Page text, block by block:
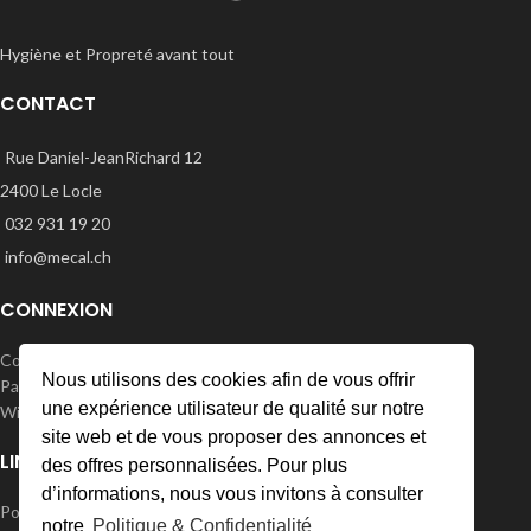
Nous utilisons des cookies afin de vous offrir
une expérience utilisateur de qualité sur notre
site web et de vous proposer des annonces et
des offres personnalisées. Pour plus
d’informations, nous vous invitons à consulter
notre Politique & Confidentialité
Hygiène et Propreté avant tout
CONTACT
Rue Daniel-JeanRichard 12
2400 Le Locle
032 931 19 20
info@mecal.ch
CONNEXION
Connexion | S’enregister
Panier
Wishlist
LINKS
Politique de confidentialité